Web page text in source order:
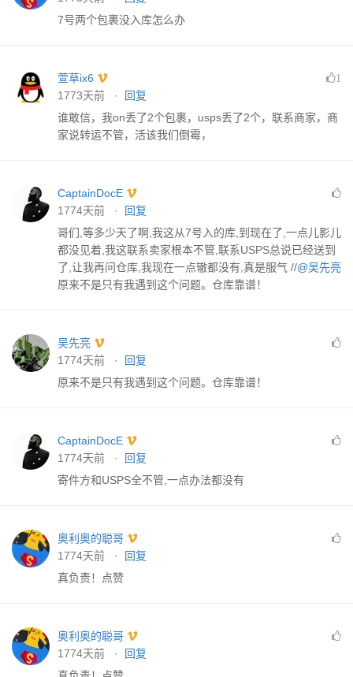
7号两个包裹没入库怎么办
1
萱草ix6
1773天前 ·
回复
谁敢信，我on丢了2个包裹，usps丢了2个，联系商家，商
家说转运不管，活该我们倒霉，
CaptainDocE
1774天前 ·
回复
哥们,等多少天了啊,我这从7号入的库,到现在了,一点儿影儿
都没见着,我这联系卖家根本不管,联系USPS总说已经送到
了,让我再问仓库,我现在一点辙都没有,真是服气 //@吴先亮
原来不是只有我遇到这个问题。仓库靠谱！
吴先亮
1774天前 ·
回复
原来不是只有我遇到这个问题。仓库靠谱！
CaptainDocE
1774天前 ·
回复
寄件方和USPS全不管,一点办法都没有
奥利奥的聪哥
1774天前 ·
回复
真负责！点赞
奥利奥的聪哥
1774天前 ·
回复